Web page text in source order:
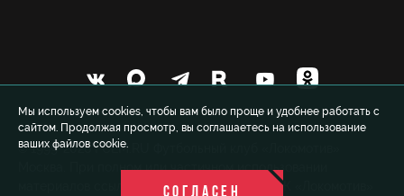
Мы используем cookies, чтобы вам было проще и удобнее работать с
сайтом. Продолжая просмотр, вы соглашаетесь на использование
ваших файлов cookie.
© 1999-2026 FCLM.RU Футбольный клуб «Локомотив»
Москва. При полном или частичном использовании
материалов ссылка на официальный сайт ФК «Локомотив»